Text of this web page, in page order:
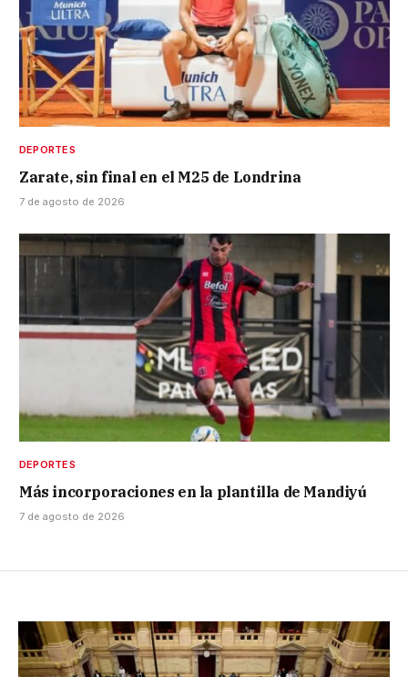
DEPORTES
Zarate, sin final en el M25 de Londrina
7 de agosto de 2026
DEPORTES
Más incorporaciones en la plantilla de Mandiyú
7 de agosto de 2026